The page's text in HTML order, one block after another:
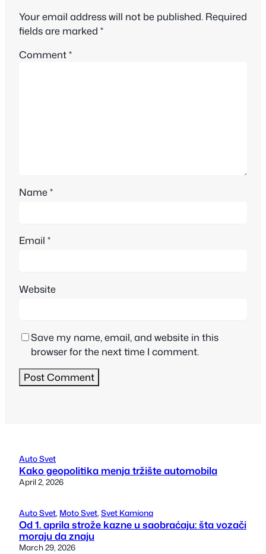
Your email address will not be published. Required
fields are marked *
Comment*
Name*
Email *
Website
Save my name, email, and website in this
browser for the next time I comment.
Auto Svet
Kako geopolitika menja tržište automobila
April 2, 2026
Auto Svet, Moto Svet, Svet Kamiona
Od 1. aprila strože kazne u saobraćaju: šta vozači
moraju da znaju
March 29, 2026